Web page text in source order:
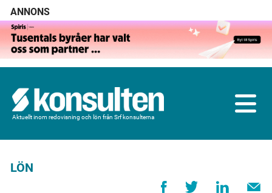
ANNONS
Aktuellt inom redovisning och lön från Srf konsulterna
LÖN